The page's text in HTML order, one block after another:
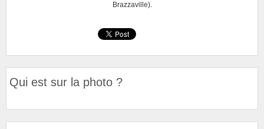
Brazzaville).
Qui est sur la photo ?